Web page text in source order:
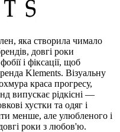
яка створила чимало
довгі роки
і фіксації, щоб
Klements. Візуальну
краса прогресу,
випускає рідкісні —
хустки та одяг і
менше, але улюбленого і
роки з любов'ю.